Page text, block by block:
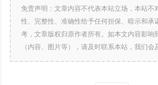
免责声明：文章内容不代表本站立场，本站不
性、完整性、准确性给予任何担保、暗示和承
考，文章版权归原作者所有。如本文内容影响
（内容、图片等），请及时联系本站，我们会